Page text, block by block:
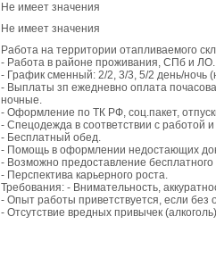
Не имеет значения
Не имеет значения
Работа на территории отапливаемого
- Работа в районе проживания, СПб и ЛО.
- График сменный: 2/2, 3/3, 5/2 день/ночь
- Выплаты зп ежедневно оплата
ночные.
- Оформление по ТК РФ, соц.пакет,
- Спецодежда в соответствии с работой
- Бесплатный обед.
- Помощь в оформлении недостающих
- Возможно предоставление
- Перспектива карьерного роста.
Требования: - Внимательность,
- Опыт работы приветствуется, если
- Отсутствие вредных привычек